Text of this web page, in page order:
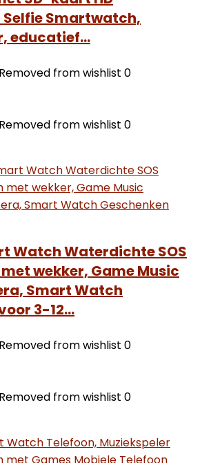
Selfie Smartwatch,
educatief…
Removed from wishlist 0
Removed from wishlist 0
Watch Waterdichte SOS
wekker, Game Music
Smart Watch
3-12…
Removed from wishlist 0
Removed from wishlist 0